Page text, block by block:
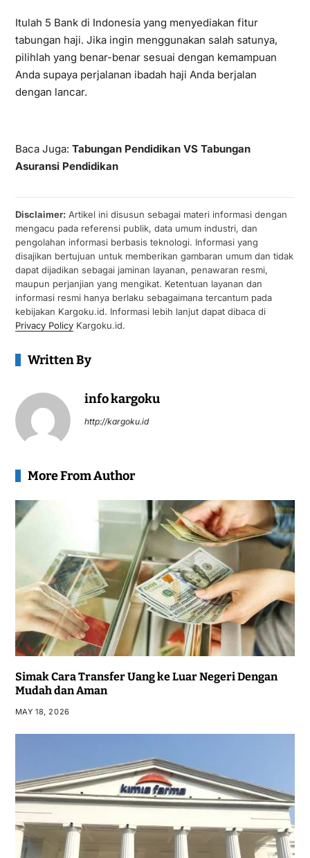
Itulah 5 Bank di Indonesia yang menyediakan fitur
tabungan haji. Jika ingin menggunakan salah satunya,
pilihlah yang benar-benar sesuai dengan kemampuan
Anda supaya perjalanan ibadah haji Anda berjalan
dengan lancar.
Baca Juga: Tabungan Pendidikan VS Tabungan
Asuransi Pendidikan
Disclaimer:Artikel ini disusun sebagai materi informasi dengan
mengacu pada referensi publik, data umum industri, dan
pengolahan informasi berbasis teknologi. Informasi yang
disajikan bertujuan untuk memberikan gambaran umum dan tidak
dapat dijadikan sebagai jaminan layanan, penawaran resmi,
maupun perjanjian yang mengikat. Ketentuan layanan dan
informasi resmi hanya berlaku sebagaimana tercantum pada
kebijakan Kargoku.id. Informasi lebih lanjut dapat dibaca di
Privacy PolicyKargoku.id.
Written By
info kargoku
http://kargoku.id
More From Author
Simak Cara Transfer Uang ke Luar Negeri Dengan
Mudah dan Aman
MAY 18, 2026